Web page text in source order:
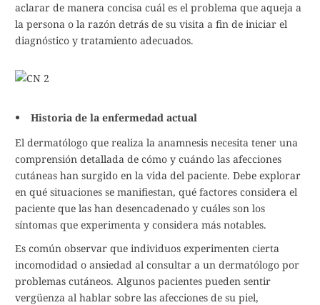
aclarar de manera concisa cuál es el problema que aqueja a
la persona o la razón detrás de su visita a fin de iniciar el
diagnóstico y tratamiento adecuados.
Historia de la enfermedad actual
El dermatólogo que realiza la anamnesis necesita tener una
comprensión detallada de cómo y cuándo las afecciones
cutáneas han surgido en la vida del paciente. Debe explorar
en qué situaciones se manifiestan, qué factores considera el
paciente que las han desencadenado y cuáles son los
síntomas que experimenta y considera más notables.
Es común observar que individuos experimenten cierta
incomodidad o ansiedad al consultar a un dermatólogo por
problemas cutáneos. Algunos pacientes pueden sentir
vergüenza al hablar sobre las afecciones de su piel,